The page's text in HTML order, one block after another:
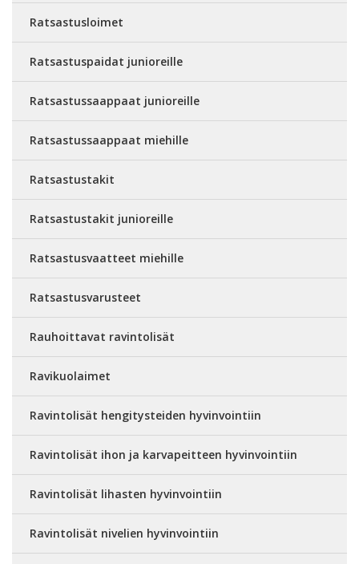
Ratsastusloimet
Ratsastuspaidat junioreille
Ratsastussaappaat junioreille
Ratsastussaappaat miehille
Ratsastustakit
Ratsastustakit junioreille
Ratsastusvaatteet miehille
Ratsastusvarusteet
Rauhoittavat ravintolisät
Ravikuolaimet
Ravintolisät hengitysteiden hyvinvointiin
Ravintolisät ihon ja karvapeitteen hyvinvointiin
Ravintolisät lihasten hyvinvointiin
Ravintolisät nivelien hyvinvointiin